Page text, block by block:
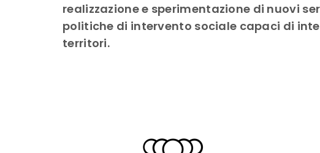
realizzazione e sperimentazione di nuovi
politiche di intervento sociale capaci di
territori.